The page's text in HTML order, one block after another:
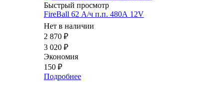
Быстрый просмотр
FireBall 62 А/ч п.п. 480А 12V
Нет в наличии
2 870 ₽
3 020 ₽
Экономия
150 ₽
Подробнее